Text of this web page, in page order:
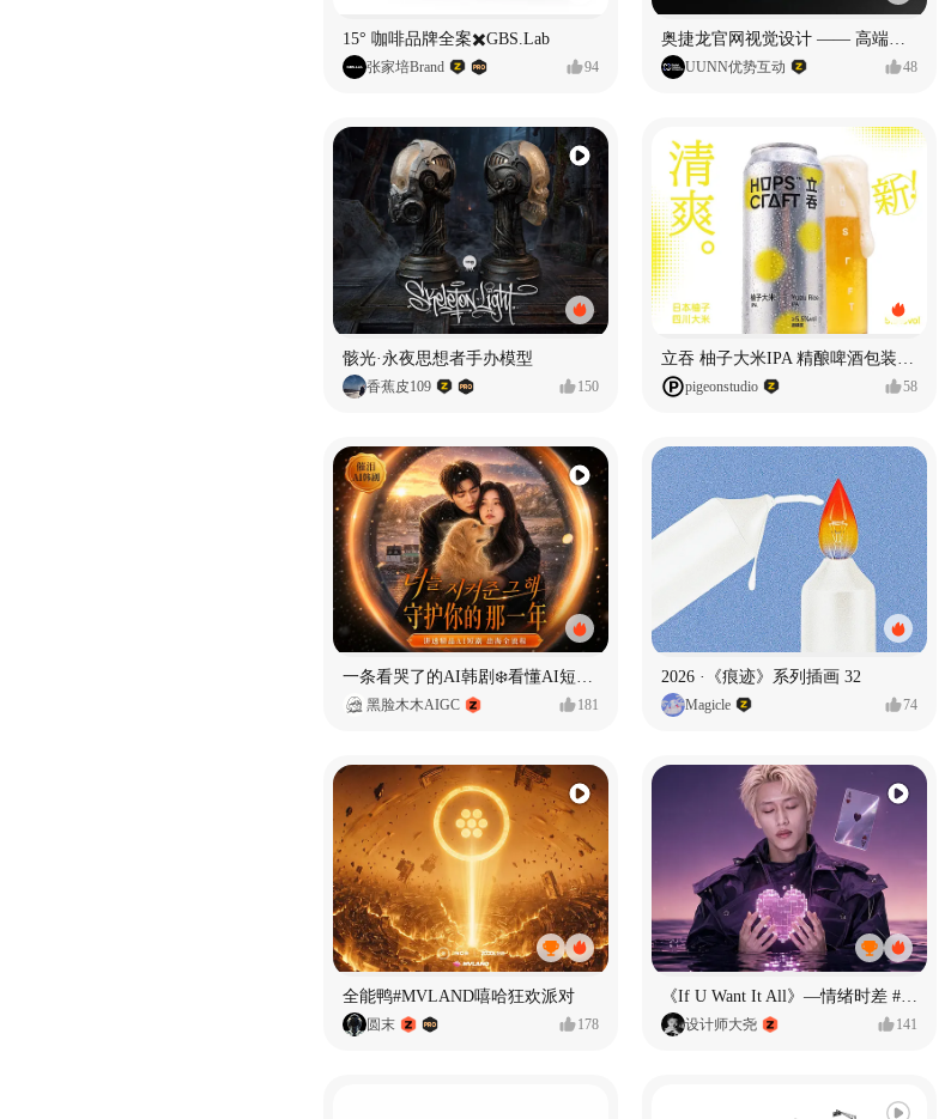
15° 咖啡品牌全案✖️GBS.Lab
张家培Brand 94
奥捷龙官网视觉设计 —— 高端网站建设
UUNN优势互动 48
骸光·永夜思想者手办模型
香蕉皮109 150 pigeonstudio 58
一条看哭了的AI韩剧❄️看懂AI短剧出海全流程
黑脸木木AIGC 181
2026 ·《痕迹》系列插画 32
Magicle 74
全能鸭#MVLAND嘻哈狂欢派对
圆末 178 设计师大尧 141